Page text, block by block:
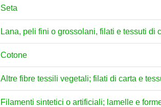
Seta
Lana, peli fini o grossolani, filati e tessuti di
Cotone
Altre fibre tessili vegetali; filati di carta e
Filamenti sintetici o artificiali; lamelle e